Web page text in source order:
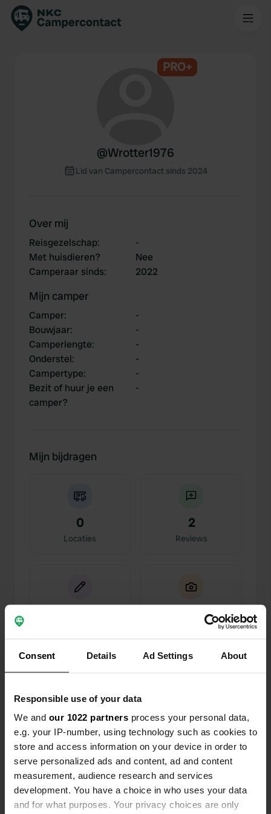
Consent Details Ad Settings About
Responsible use of your data
We and our 1022 partners process your personal data,
e.g. your IP-number, using technology such as cookies to
store and access information on your device in order to
serve personalized ads and content, ad and content
measurement, audience research and services
development. You have a choice in who uses your data
and for what purposes. Your privacy choices are only
PRO+
@Wrotter1976
Lid van Campercontact sinds 2024
Over mij
Reisgezelschap:
-
Met huisdieren?
Nee
Camperaar sinds: 2022
Mijn camper
Camper:
-
Bouwjaar:
-
Camperlengte:
-
Onderstel:
-
Campertype:
-
Bezit of huur je een
camper?
-
Mijn bijdragen
0
Locaties
2
Reviews
Activiteiten tijdlijn
Alle Locaties Foto's
Een foto toegevoegd aan
een locatie
—12 maanden
geleden